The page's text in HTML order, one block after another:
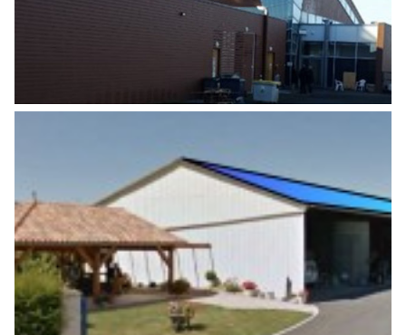
Energies
INSTALLATION DE CENTRALES
PHOTOVOLTAÏQUES SUR BÂTIMENTS
EXISTANTS
Energies